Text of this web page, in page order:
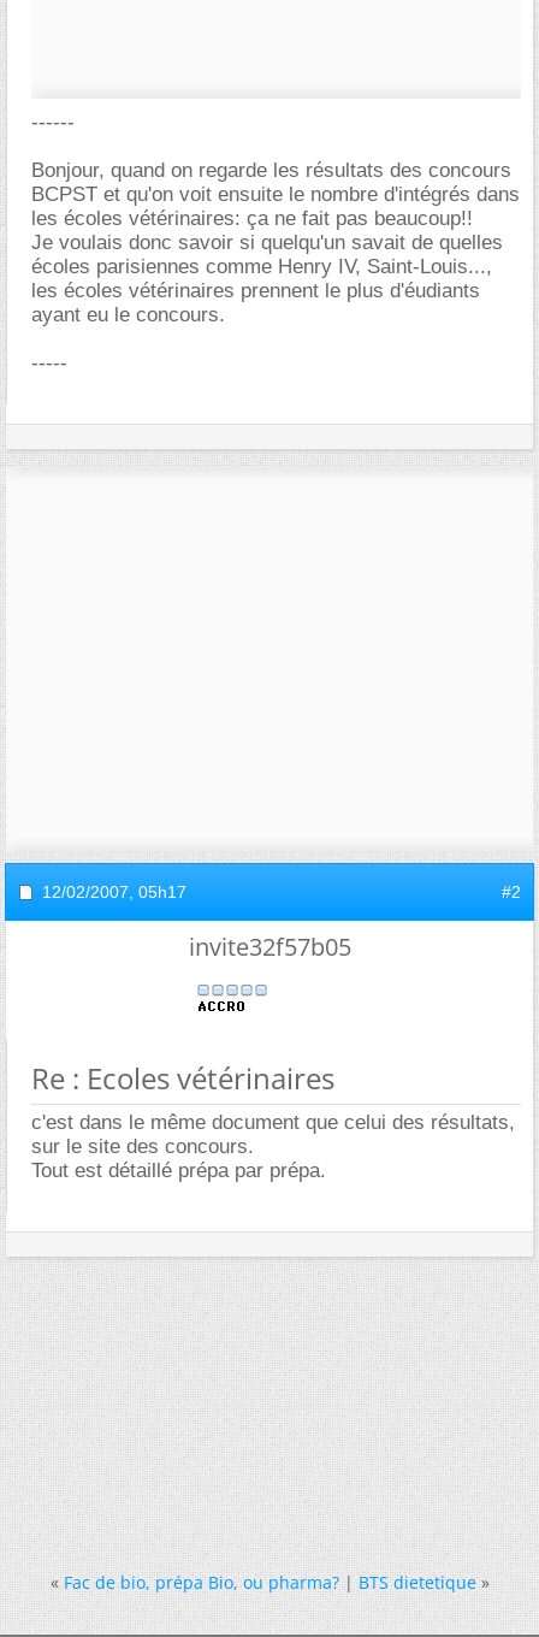
------
Bonjour, quand on regarde les résultats des concours
BCPST et qu'on voit ensuite le nombre d'intégrés dans
les écoles vétérinaires: ça ne fait pas beaucoup!!
Je voulais donc savoir si quelqu'un savait de quelles
écoles parisiennes comme Henry IV, Saint-Louis...,
les écoles vétérinaires prennent le plus d'éudiants
ayant eu le concours.
-----
12/02/2007, 05h17 #2
invite32f57b05
Re : Ecoles vétérinaires
c'est dans le même document que celui des résultats,
sur le site des concours.
Tout est détaillé prépa par prépa.
« Fac de bio, prépa Bio, ou pharma?|BTS dietetique »